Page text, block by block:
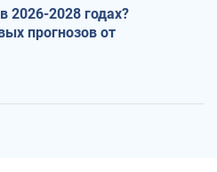
2026-2028 годах?
прогнозов от